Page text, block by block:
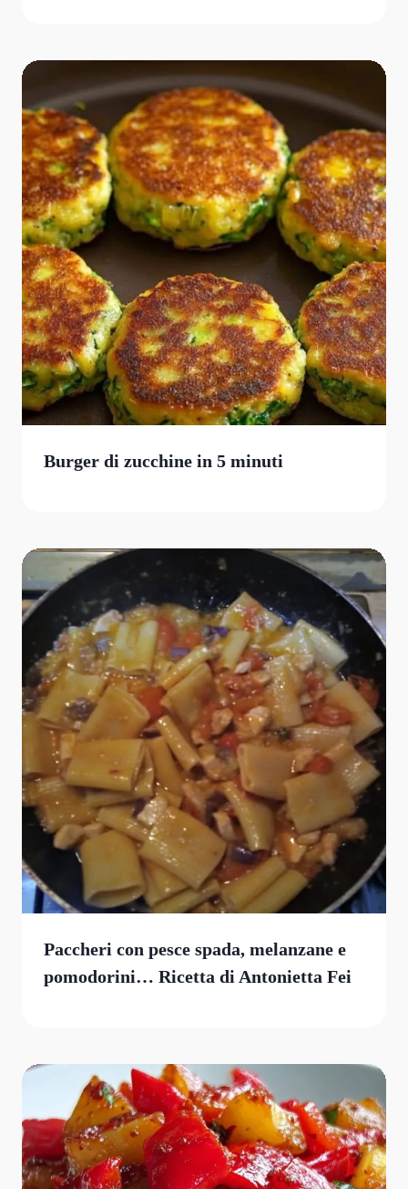
Burger di zucchine in 5 minuti
Paccheri con pesce spada, melanzane e
pomodorini… Ricetta di Antonietta Fei